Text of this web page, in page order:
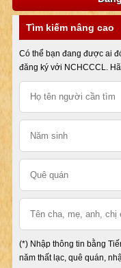
Tìm kiếm nâng cao
Có thể bạn đang được ai
đăng ký với NCHCCCL.
(*) Nhập thông tin bằng
năm thất lạc, quê quán,